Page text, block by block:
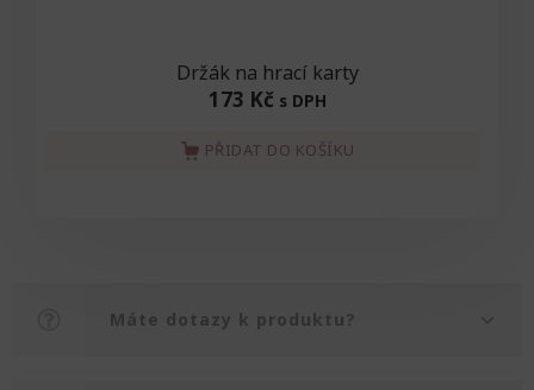
Držák na hrací karty
173 Kč s DPH
PŘIDAT DO KOŠÍKU
Máte dotazy k produktu?